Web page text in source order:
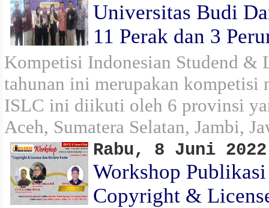
Universitas Budi
11 Perak dan 3
Kompetisi Indonesian Studend &
tahunan ini merupakan kompetisi
ISLC ini diikuti oleh 6 provinsi
Aceh, Sumatera Selatan, Jambi,
Rabu, 8 Juni
Workshop
Copyright &